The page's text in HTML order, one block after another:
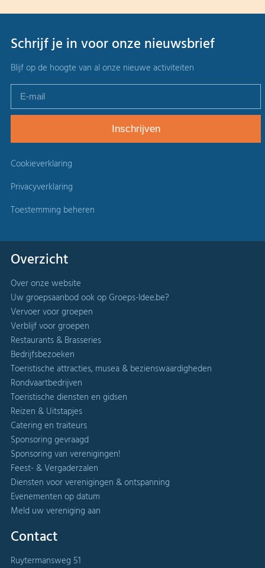
Schrijf je in voor onze nieuwsbrief
Blijf op de hoogte van al onze nieuwe activiteiten
Cookieverklaring
Privacyverklaring
Toestemming beheren
Overzicht
Over onze website
Uw groepsaanbod ook op Groeps-Idee.be?
Vervoer voor groepen
Verblijf voor groepen
Restaurants & Brasseries
Bedrijfsbezoeken
Toeristische attracties, musea & bezienswaardigheden
Rondvaartbedrijven
Toeristische diensten en gidsen
Reizen & Uitstapjes
Catering en traiteurs
Sponsoring gevraagd
Sponsoring van verenigingen!
Feest- & Vergaderzalen
Diensten voor verenigingen & ontspanning
Evenementen op datum
Meld uw vereniging aan
Contact
Ruytermansweg 51